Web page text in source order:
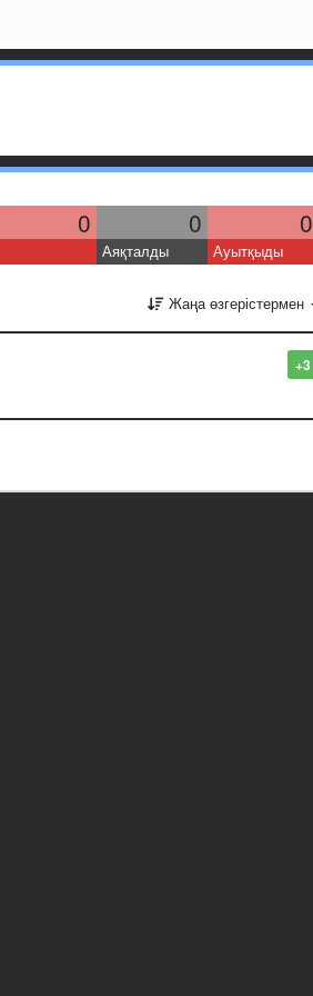
0 0 0
Аяқталды Ауытқыды
Жаңа өзгерістермен
+3